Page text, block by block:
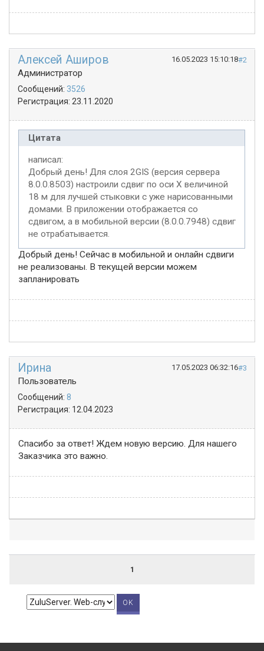
Алексей Аширов
Администратор
Сообщений: 3526
Регистрация: 23.11.2020
#2
16.05.2023 15:10:18
Цитата
написал:
Добрый день! Для слоя 2GIS (версия сервера
8.0.0.8503) настроили сдвиг по оси X величиной
18 м для лучшей стыковки с уже нарисованными
домами. В приложении отображается со
сдвигом, а в мобильной версии (8.0.0.7948) сдвиг
не отрабатывается.
Добрый день! Сейчас в мобильной и онлайн сдвиги
не реализованы. В текущей версии можем
запланировать
Ирина
Пользователь
Сообщений: 8
Регистрация: 12.04.2023
#3
17.05.2023 06:32:16
Спасибо за ответ! Ждем новую версию. Для нашего
Заказчика это важно.
1